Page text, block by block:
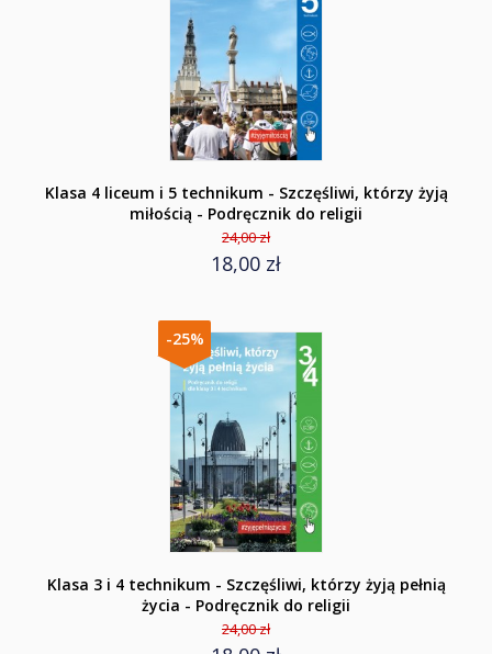
Klasa 4 liceum i 5 technikum - Szczęśliwi, którzy żyją
miłością - Podręcznik do religii
24,00 zł
18,00 zł
-25%
Klasa 3 i 4 technikum - Szczęśliwi, którzy żyją pełnią
życia - Podręcznik do religii
24,00 zł